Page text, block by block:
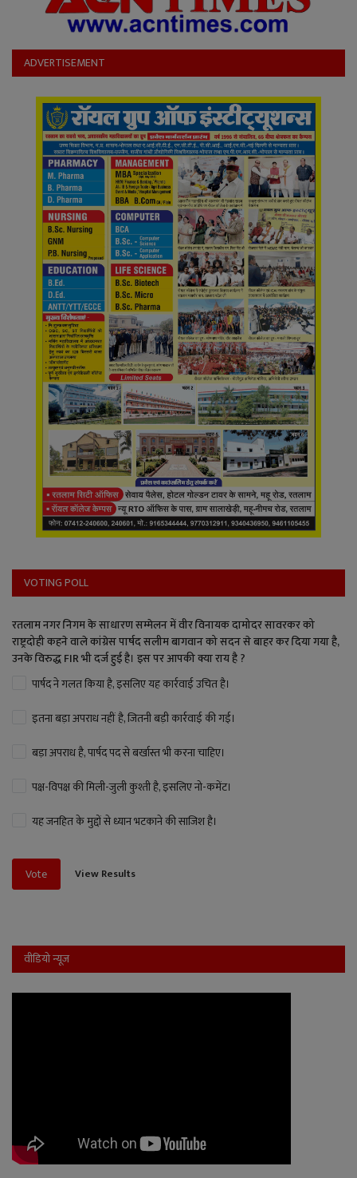
ADVERTISEMENT
VOTING POLL
रतलाम नगर निगम के साधारण सम्मेलन में वीर विनायक दामोदर सावरकर को
राष्ट्रदोही कहने वाले कांग्रेस पार्षद सलीम बागवान को सदन से बाहर कर दिया गया है,
उनके विरुद्ध FIR भी दर्ज हुई है। इस पर आपकी क्या राय है ?
पार्षद ने गलत किया है, इसलिए यह कार्रवाई उचित है।
इतना बड़ा अपराध नहीं है, जितनी बड़ी कार्रवाई की गई।
बड़ा अपराध है, पार्षद पद से बर्खास्त भी करना चाहिए।
पक्ष-विपक्ष की मिली-जुली कुश्ती है, इसलिए नो-कमेंट।
यह जनहित के मुद्दों से ध्यान भटकाने की साजिश है।
Vote View Results
वीडियो न्यूज